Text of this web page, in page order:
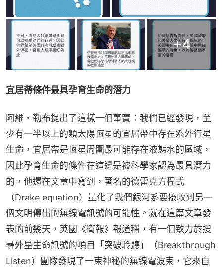
+4
宜居帶條件最具孕育生命的潛力
阿維・勒布提出了這樣一個事實：我們已經發現，至
少有一半以上的類太陽恆星的宜居帶中存在系外行星
生命，宜居帶是恆星周圍最可能存在液態水的區域，
因此孕育生命的條件在這邊是被科學家認為最具潛力
的，他還在文章中寫到，著名的德雷克方程式
（Drake equation）量化了我們銀河系要接收到另一
個文明傳出的無線電訊號的可能性。就在這篇文章發
表的前幾天，英國《衛報》報道稱，有一個致力於搜
尋外星生命訊號的項目「突破聆聽」（Breakthrough
Listen）團隊發現了一束神秘的無線電波束，它來自